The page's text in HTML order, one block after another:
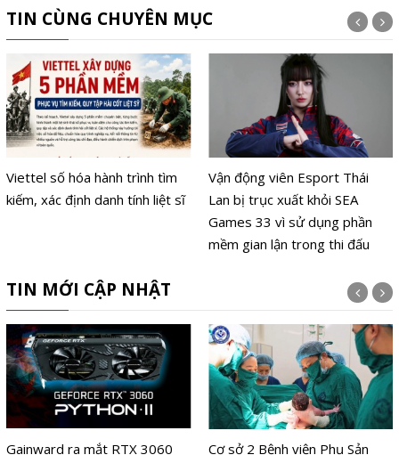
TIN CÙNG CHUYÊN MỤC
Viettel số hóa hành trình tìm
kiếm, xác định danh tính liệt sĩ
Vận động viên Esport Thái
Lan bị trục xuất khỏi SEA
Games 33 vì sử dụng phần
mềm gian lận trong thi đấu
TIN MỚI CẬP NHẬT
Gainward ra mắt RTX 3060
Cơ sở 2 Bệnh viện Phụ Sản